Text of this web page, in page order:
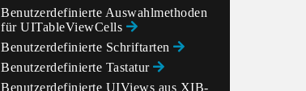
Benutzerdefinierte Auswahlmethoden
für UITableViewCells
Benutzerdefinierte Schriftarten
Benutzerdefinierte Tastatur
Benutzerdefinierte UIViews aus XIB-